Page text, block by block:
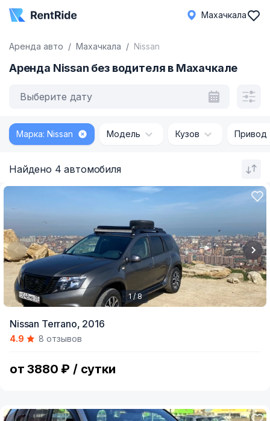
Махачкала
Аренда авто Махачкала Nissan
Аренда Nissan без водителя в Махачкале
Выберите дату
Марка: Nissan Модель Кузов Привод
Найдено 4 автомобиля
of
1 / 8
Nissan Terrano, 2016
4.9 8 отзывов
от 3880 ₽ / сутки